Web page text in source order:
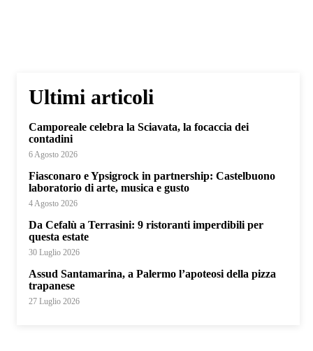
Ultimi articoli
Camporeale celebra la Sciavata, la focaccia dei
contadini
6 Agosto 2026
Fiasconaro e Ypsigrock in partnership: Castelbuono
laboratorio di arte, musica e gusto
4 Agosto 2026
Da Cefalù a Terrasini: 9 ristoranti imperdibili per
questa estate
30 Luglio 2026
Assud Santamarina, a Palermo l’apoteosi della pizza
trapanese
27 Luglio 2026